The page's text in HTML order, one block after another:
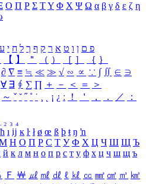
Ο Π Ρ Σ ΤΥ Φ Χ Ψ Ω α β γ δ ε ζ η
פ ם ן ו ט א ר ק ף ך ל ח י ע
【 】 ＂ （ ） ［ ］ ｛ ｝
∂ ∇ ≡ ≒ ≪ ≫ √ ∽ ∝ ∵ ∫ ∬ ∈ ∋
∀ ∃ ∮ ∑ ∏ ＋ － ＜ ＝
＞
～ ˇ ˘ ˝ ˚ ˙ ¸ ¡ ¿ ː ！ ＇ ， ． ／
：
₂ ₃ ₄
ħ ı ĳ ĸ ŀ ł ø œ ß þ ŧ ŋ ŉ
Н О П Р С Т У Ф Х Ц Ч Ш Щ Ъ
й к л м н о п р с т у ф х ц ч ш щ ъ
Ｆ ￦ ㎕ ㎖ ㎗ ℓ ㎘ ㏄ ㎣ ㎤ ㎥ ㎦